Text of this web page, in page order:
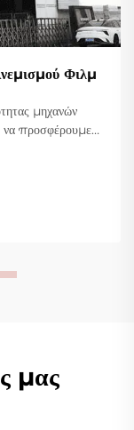
Φιλμ
μηχανών
να προσφέρουμε
και
μας